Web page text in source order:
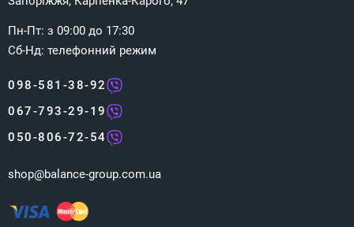
Пн-Пт: з 09:00 до 17:30
Сб-Нд: телефонний режим
098-581-38-92
067-793-29-19
050-806-72-54
shop@balance-group.com.ua